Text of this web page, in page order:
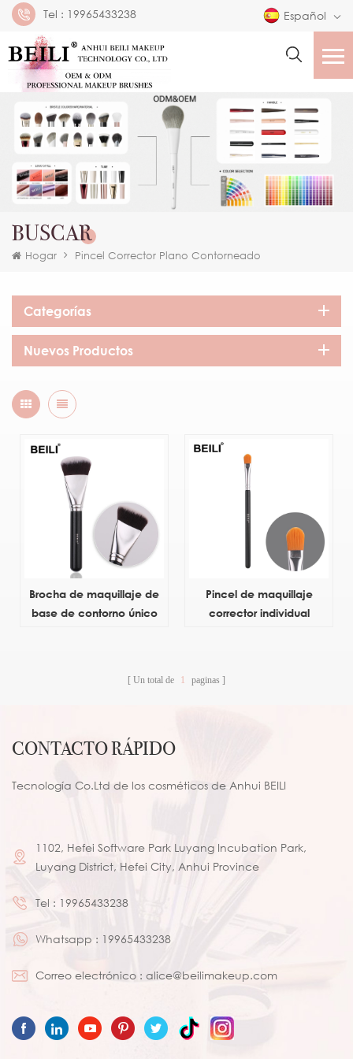
Tel : 19965433238 Español
BUSCAR
Hogar Pincel Corrector Plano Contorneado
Categorías
Nuevos Productos
Brocha de maquillaje de
base de contorno único
Pincel de maquillaje
corrector individual
Un total de 1 paginas
CONTACTO RÁPIDO
Tecnología Co.Ltd de los cosméticos de Anhui BEILI
1102, Hefei Software Park Luyang Incubation Park,
Luyang District, Hefei City, Anhui Province
Tel : 19965433238
Whatsapp : 19965433238
Correo electrónico : alice@beilimakeup.com